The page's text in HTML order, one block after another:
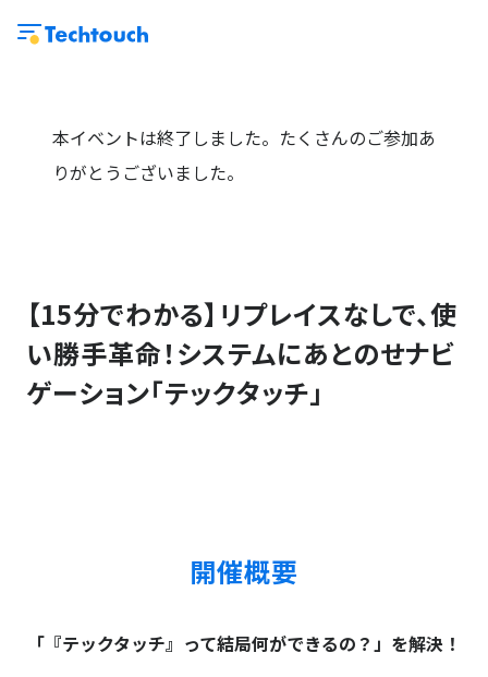
本イベントは終了しました。たくさんのご参加あ
りがとうございました。
【15分でわかる】リプレイスなしで、使
い勝手革命！システムにあとのせナビ
ゲーション「テックタッチ」
開催概要
「『テックタッチ』って結局何ができるの？」を解決！